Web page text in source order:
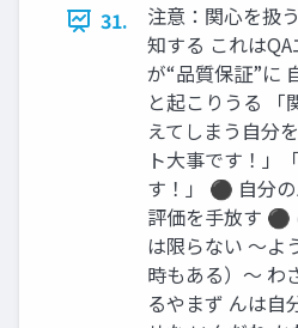
31.
注意：関心を扱
知する これは
が“品質保証”に
と起こりうる 「
えてしまう自分
ト大事です！」
す！」 ⚫ 自分の
評価を手放す ⚫
は限らない 〜よ
時もある）〜 わ
るやまず んは自